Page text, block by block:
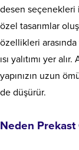
desen
özel tasarımlar
özellikleri arasında
ısı yalıtımı yer
yapınızın uzun
de düşürür.
Neden Prekast